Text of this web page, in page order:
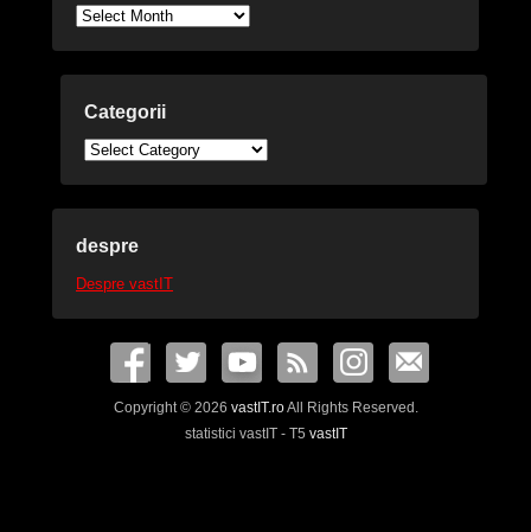
Arhive
Categorii
Categorii
despre
Despre vastIT
Copyright © 2026 vastIT.roAll Rights Reserved.
statistici vastIT - T5 vastIT